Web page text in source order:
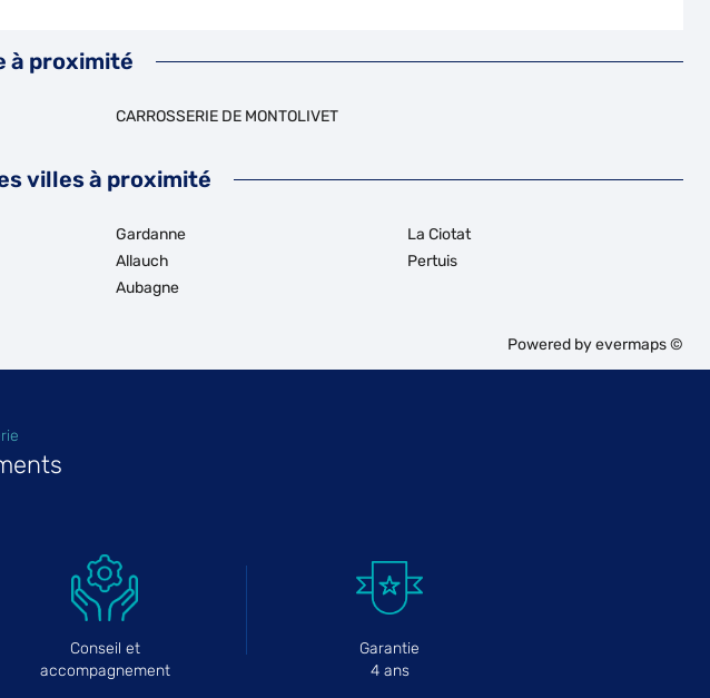
à proximité
CARROSSERIE DE MONTOLIVET
villes à proximité
Gardanne
Allauch
Aubagne
La Ciotat
Pertuis
Powered byevermaps ©
Conseil et
accompagnement
Garantie
4 ans